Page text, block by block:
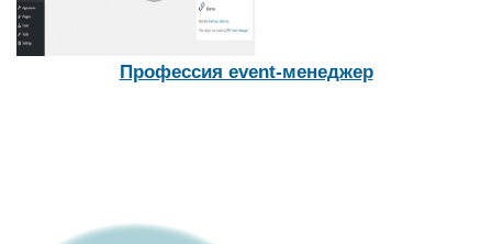
Профессия event-менеджер